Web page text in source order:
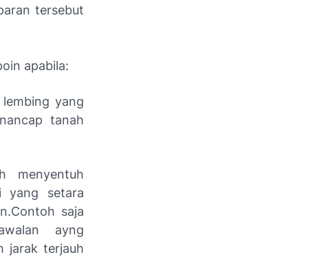
tersebut
apabila:
yang
tanah
menyentuh
yang setara
saja
ayng
jarak terjauh